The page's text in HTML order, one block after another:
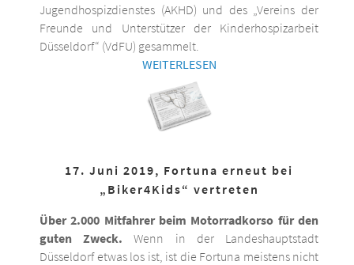
Jugendhospizdienstes (AKHD) und des „Vereins der
Freunde und Unterstützer der Kinderhospizarbeit
Düsseldorf“ (VdFU) gesammelt.
WEITERLESEN
17. Juni 2019, Fortuna erneut bei
„Biker4Kids“ vertreten
Über 2.000 Mitfahrer beim Motorradkorso für den
guten Zweck. Wenn in der Landeshauptstadt
Düsseldorf etwas los ist, ist die Fortuna meistens nicht